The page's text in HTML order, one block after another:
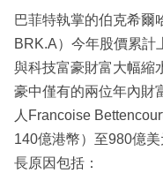
巴菲特執掌的伯克希爾
BRK.A）今年股價累計
與科技富豪財富大幅縮
豪中僅有的兩位年內財
人Francoise
140億港幣）至980億
長原因包括：